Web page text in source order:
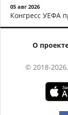
05 авг 2026
Конгресс УЕФА
О
© 2018-